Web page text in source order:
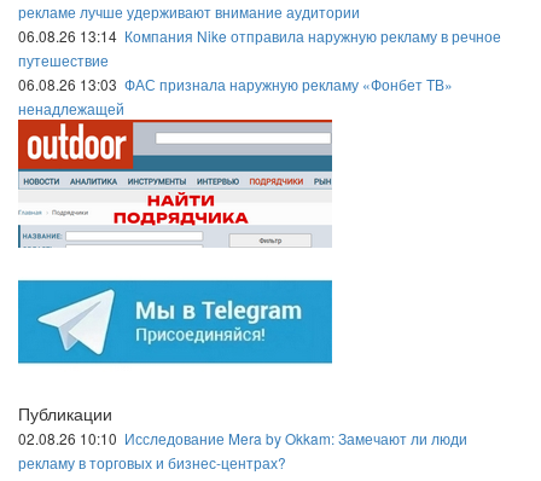
рекламе лучше удерживают внимание аудитории
06.08.26 13:14 Компания Nike отправила наружную рекламу в речное
путешествие
06.08.26 13:03 ФАС признала наружную рекламу «Фонбет ТВ»
ненадлежащей
Публикации
02.08.26 10:10 Исследование Mera by Okkam: Замечают ли люди
рекламу в торговых и бизнес-центрах?